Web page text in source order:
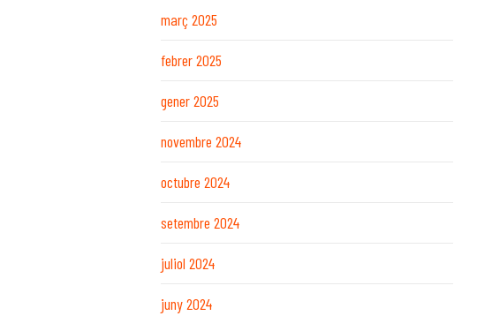
març 2025
febrer 2025
gener 2025
novembre 2024
octubre 2024
setembre 2024
juliol 2024
juny 2024